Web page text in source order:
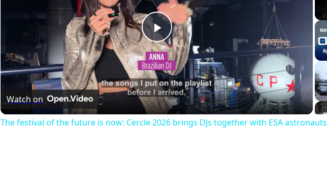
Play
Video
Watch on
The festival of the future is now: Cercle 2026 brings DJs together with ESA astronauts